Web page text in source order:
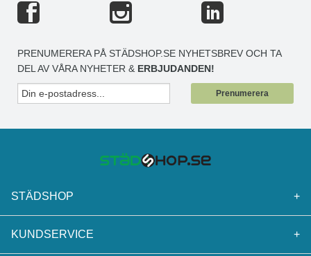
PRENUMERERA PÅ STÄDSHOP.SE NYHETSBREV OCH TA
DEL AV VÅRA NYHETER & ERBJUDANDEN!
Prenumerera
STÄDSHOP +
KUNDSERVICE +